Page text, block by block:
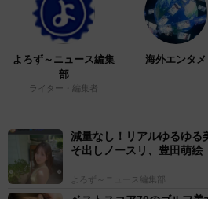
よろず～ニュース編集
部
ライター・編集者
海外エンタメ
減量なし！リアルゆるゆ
そ出しノースリ、豊田萌絵
よろず～ニュース編集部